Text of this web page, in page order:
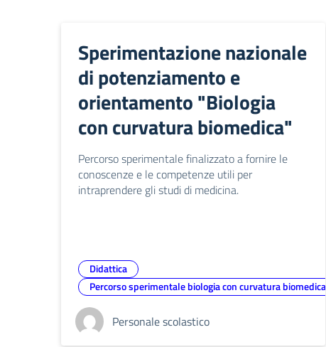
Sperimentazione nazionale
di potenziamento e
orientamento "Biologia
con curvatura biomedica"
Percorso sperimentale finalizzato a fornire le
conoscenze e le competenze utili per
intraprendere gli studi di medicina.
Didattica
Percorso sperimentale biologia con curvatura biomedica
Personale scolastico